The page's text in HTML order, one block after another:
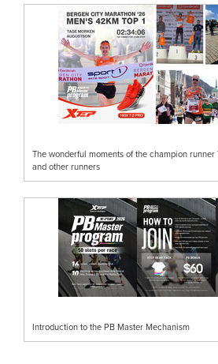
The wonderful moments of the champion runner
and other runners
Introduction to the PB Master Mechanism